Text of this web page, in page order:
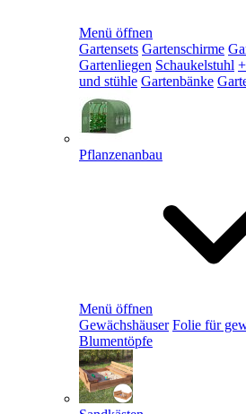
Menü öffnen
Gartensets Gartenschirme
Gartenliegen Schaukelstuhl
und stühle Gartenbänke
Pflanzenanbau
Menü öffnen
Gewächshäuser Folie für
Blumentöpfe